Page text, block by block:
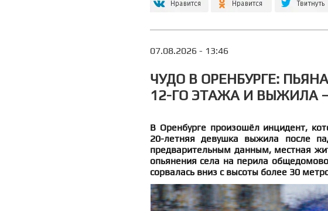
07.08.2026 - 13:46
ЧУДО В ОРЕНБУРГЕ:
12-ГО ЭТАЖА И ВЫЖИЛА
В Оренбурге произошёл инцидент,
20-летняя девушка выжила после
предварительным данным, местная
опьянения села на перила
сорвалась вниз с высоты более 30